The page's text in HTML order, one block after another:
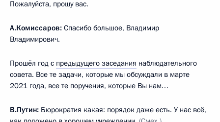
Пожалуйста, прошу вас.
А.Комиссаров: Спасибо большое, Владимир
Владимирович.
Прошёл год с предыдущего заседания наблюдательного
совета. Все те задачи, которые мы обсуждали в марте
2021 года, все те поручения, которые Вы нам…
В.Путин: Бюрократия какая: порядок даже есть. У нас всё,